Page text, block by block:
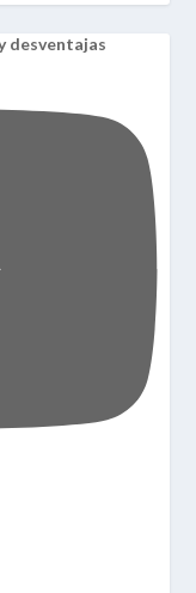
desventajas